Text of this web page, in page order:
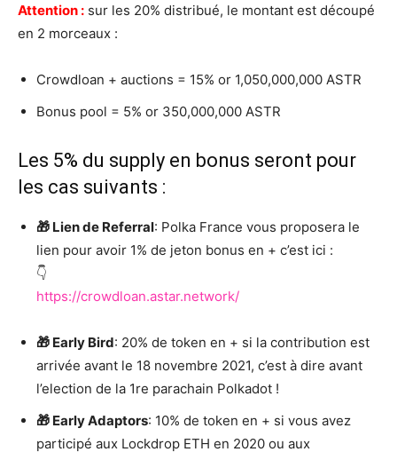
Attention : sur les 20% distribué, le montant est découpé
en 2 morceaux :
Crowdloan + auctions = 15% or 1,050,000,000 ASTR
Bonus pool = 5% or 350,000,000 ASTR
Les 5% du supply en bonus seront pour
les cas suivants :
🎁 Lien de Referral: Polka France vous proposera le
lien pour avoir 1% de jeton bonus en + c’est ici :
👇
https://crowdloan.astar.network/
🎁 Early Bird: 20% de token en + si la contribution est
arrivée avant le 18 novembre 2021, c’est à dire avant
l’election de la 1re parachain Polkadot !
🎁 Early Adaptors: 10% de token en + si vous avez
participé aux Lockdrop ETH en 2020 ou aux